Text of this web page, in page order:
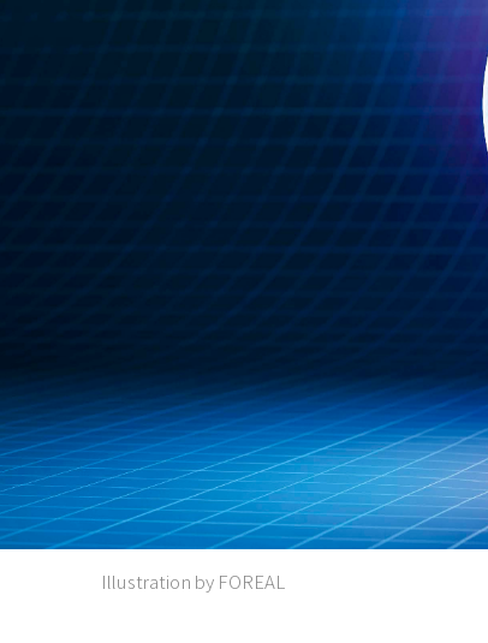
Illustration by FOREAL